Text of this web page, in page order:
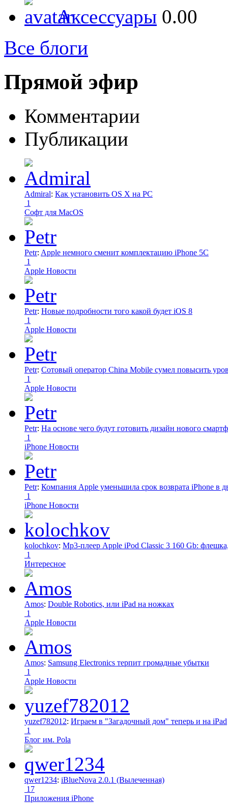
Аксессуары 0.00
Все блоги
Прямой эфир
Комментарии
Публикации
Admiral: Как установить OS X на PC
1
Софт для MacOS
Petr: Apple немного сменит комплектацию iPhone 5C
1
Apple Новости
Petr: Новые подробности того какой будет iOS 8
1
Apple Новости
Petr: Сотовый оператор China Mobile сумел повысить
1
Apple Новости
Petr: На основе чего будут готовить дизайн нового
1
iPhone Новости
Petr: Компания Apple уменьшила срок возврата iPhone в
1
iPhone Новости
kolochkov: Mp3-плеер Apple iPod Classic 3 160 Gb:
1
Интересное
Amos: Double Robotics, или iPad на ножках
1
Apple Новости
Amos: Samsung Electronics терпит громадные убытки
1
Apple Новости
yuzef782012: Играем в "Загадочный дом" теперь и на iPad
1
Блог им. Pola
qwer1234: iBlueNova 2.0.1 (Вылеченная)
17
Приложения iPhone